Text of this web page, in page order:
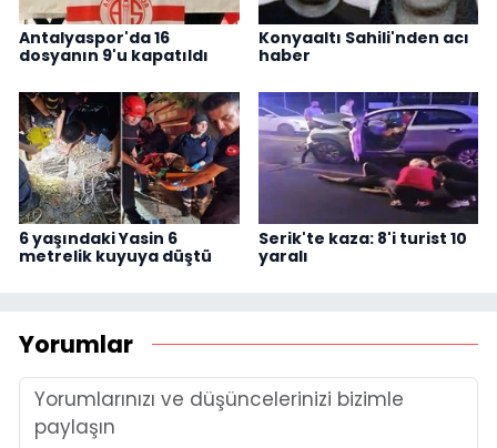
Antalyaspor'da 16
dosyanın 9'u kapatıldı
Konyaaltı Sahili'nden acı
haber
6 yaşındaki Yasin 6
metrelik kuyuya düştü
Serik'te kaza: 8'i turist 10
yaralı
Yorumlar